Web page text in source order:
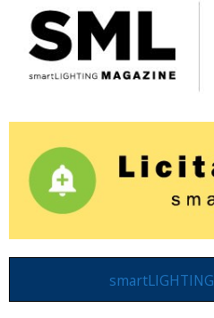
smartLIGHTING